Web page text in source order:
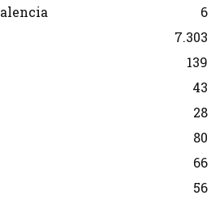
6
7.303
139
43
28
80
66
56